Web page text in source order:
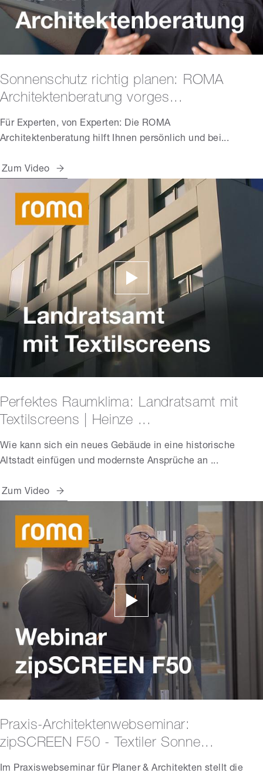
Sonnenschutz richtig planen: ROMA
Architektenberatung vorges...
Für Experten, von Experten: Die ROMA
Architektenberatung hilft Ihnen persönlich und bei...
Zum Video
Perfektes Raumklima: Landratsamt mit
Textilscreens | Heinze ...
Wie kann sich ein neues Gebäude in eine historische
Altstadt einfügen und modernste Ansprüche an ...
Zum Video
Praxis-Architektenwebseminar:
zipSCREEN F50 - Textiler Sonne...
Im Praxiswebseminar für Planer & Architekten stellt die